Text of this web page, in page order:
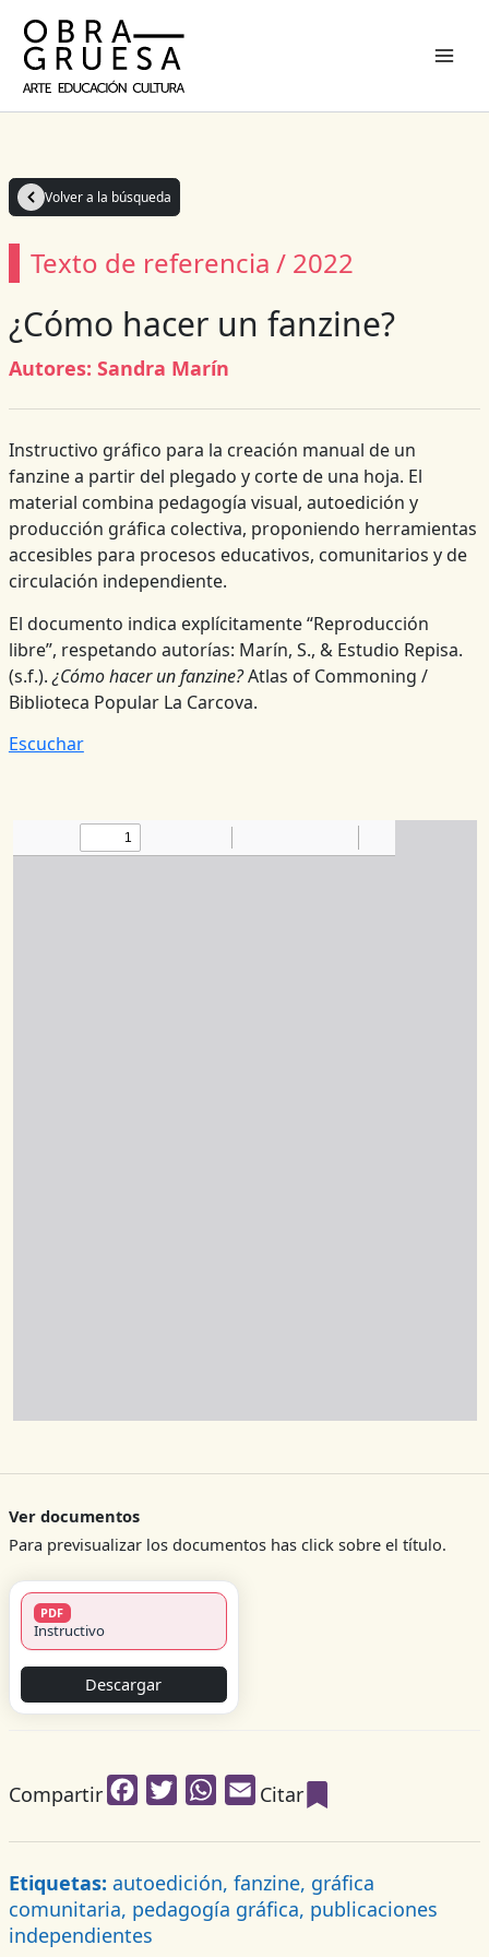
contenido
Volver a la búsqueda
Texto de referencia / 2022
¿Cómo hacer un fanzine?
Autores: Sandra Marín
Instructivo gráfico para la creación manual de un
fanzine a partir del plegado y corte de una hoja. El
material combina pedagogía visual, autoedición y
producción gráfica colectiva, proponiendo herramientas
accesibles para procesos educativos, comunitarios y de
circulación independiente.
El documento indica explícitamente “Reproducción
libre”, respetando autorías: Marín, S., & Estudio Repisa.
(s.f.).¿Cómo hacer un fanzine?Atlas of Commoning /
Biblioteca Popular La Carcova.
Escuchar
Ver documentos
Para previsualizar los documentos has click sobre el título.
PDF
Instructivo
Descargar
Compartir FacebookTwitterWhatsApp
Email
Citar
Etiquetas: autoedición, fanzine, gráfica
comunitaria, pedagogía gráfica, publicaciones
independientes